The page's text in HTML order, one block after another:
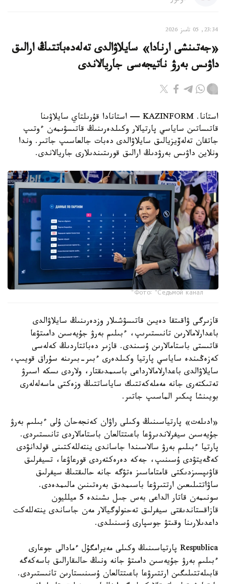
23:34, 05 تامىز 2026
«جەتىنشى ارنادا» سايلاۋالدى تەلەدەباتتىڭ ارالىق
داۋىس بەرۋ ناتيجەسى جاريالاندى
استانا. KAZINFORM — استانادا قۇرىلتاي سايلاۋىنا
قاتىساتىن ساياسي پارتيالار وكىلدەرىنىڭ قاتىسۋىمەن ءوتىپ
جاتقان تەلەۆيزيالىق سايلاۋالدى دەبات جالعاسىپ جاتىر. وندا
ونلاين داۋىس بەرۋدىڭ ارالىق قورىتىندىلارى جاريالاندى.
Фото: "Седьмой канал"
قازىرگى ۋاقىتقا دەيىن قاتىسۋشىلار وزدەرىنىڭ سايلاۋالدى
باعدارلامالارىن تانىستىرىپ، ءبىلىم بەرۋ جۇيەسىن دامىتۋعا
قاتىستى باستامالارىن ۇسىندى. قازىر دەباتتاردىڭ كەلەسى
كەزەڭىندە ساياسي پارتيا وكىلدەرى ءبىر-بىرىنە سۇراق قويىپ،
سايلاۋالدى باعدارلامالارداعى باسىمدىقتار، ولاردى ىسكە اسىرۋ
تەتىكتەرى جانە مەملەكەتتىك ساياساتتىڭ وزەكتى ماسەلەلەرى
بويىنشا پىكىر الماسىپ جاتىر.
«ادىلەت» پارتياسىنىڭ وكىلى راۋان كەنجەحان ۇلى ءبىلىم بەرۋ
جۇيەسىن سيفرلاندىرۋعا باعىتتالعان باستامالاردى تانىستىردى.
پارتيا ءبىلىم بەرۋ سالاسىندا جاساندى ينتەللەكتىنى قولدانۋدى
كەڭەيتۋدى ۇسىنىپ، جەكە دەرەكتەردى قورعاۋعا، تسيفرلىق
قاۋىپسىزدىكتى قامتاماسىز ەتۋگە جانە حالىقتىڭ سيفرلىق
ساۋاتتىلىعىن ارتتىرۋعا باسىمدىق بەرەتىنىن مالىمدەدى.
سونىمەن قاتار الداعى بەس جىل ىشىندە 5 ميلليون
قازاقستاندىقتى سيفرلىق تەحنولوگيالار مەن جاساندى ينتەللەكت
داعدىلارىنا وقىتۋ جوسپارى ۇسىنىلدى.
Respublica پارتياسىنىڭ وكىلى مەيرامگۇل ءمادالى جوعارى
ءبىلىم بەرۋ جۇيەسىن دامىتۋ جانە ونىڭ حالىقارالىق باسەكەگە
قابىلەتتىلىگىن ارتتىرۋعا باعىتتالعان ۇسىنىستارىن تانىستىردى.